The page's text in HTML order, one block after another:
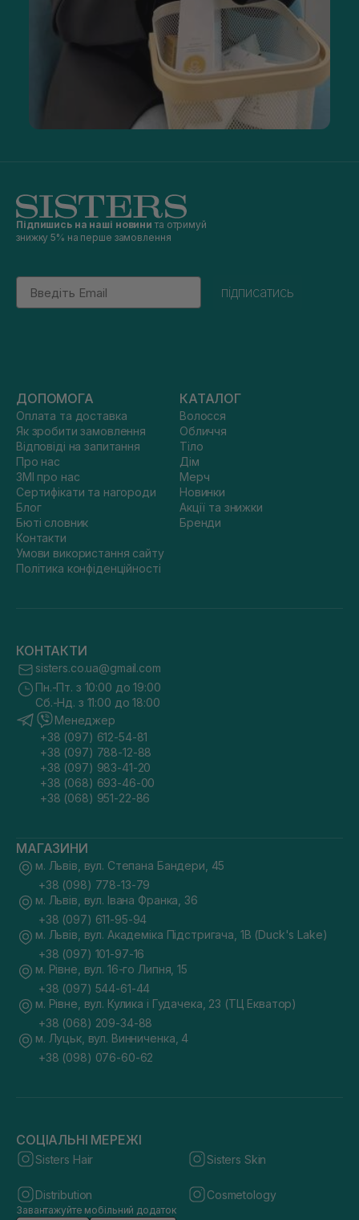
Підпишись на наші новини та отримуй
знижку 5% на перше замовлення
Email
підписатись
ДОПОМОГА
Оплата та доставка
Як зробити замовлення
Відповіді на запитання
Про нас
ЗМІ про нас
Сертифікати та нагороди
Блог
Бюті словник
Контакти
Умови використання сайту
Політика конфіденційності
КАТАЛОГ
Волосся
Обличчя
Тіло
Дім
Мерч
Новинки
Акції та знижки
Бренди
КОНТАКТИ
sisters.co.ua@gmail.com
Пн.-Пт. з 10:00 до 19:00
Сб.-Нд. з 11:00 до 18:00
Менеджер
+38 (097) 612-54-81
+38 (097) 788-12-88
+38 (097) 983-41-20
+38 (068) 693-46-00
+38 (068) 951-22-86
МАГАЗИНИ
м. Львів, вул. Степана Бандери, 45
+38 (098) 778-13-79
м. Львів, вул. Івана Франка, 36
+38 (097) 611-95-94
м. Львів, вул. Академіка Підстригача, 1В (Duck's Lake)
+38 (097) 101-97-16
м. Рівне, вул. 16-го Липня, 15
+38 (097) 544-61-44
м. Рівне, вул. Кулика і Гудачека, 23 (ТЦ Екватор)
+38 (068) 209-34-88
м. Луцьк, вул. Винниченка, 4
+38 (098) 076-60-62
СОЦІАЛЬНІ МЕРЕЖІ
Sisters Hair Sisters Skin
Distribution Cosmetology
Завантажуйте мобільний додаток